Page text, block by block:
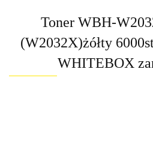
Toner WBH-
(W2032X)żółty
WHITEBOX